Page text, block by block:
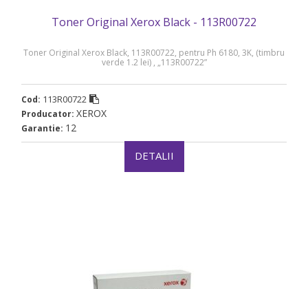
Toner Original Xerox Black - 113R00722
Toner Original Xerox Black, 113R00722, pentru Ph 6180, 3K, (timbru
verde 1.2 lei) , „113R00722”
Cod: 113R00722
Producator: XEROX
Garantie: 12
DETALII